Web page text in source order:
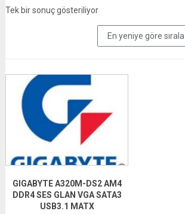
Tek bir sonuç gösteriliyor
GIGABYTE A320M-DS2 AM4
DDR4 SES GLAN VGA SATA3
USB3.1 MATX